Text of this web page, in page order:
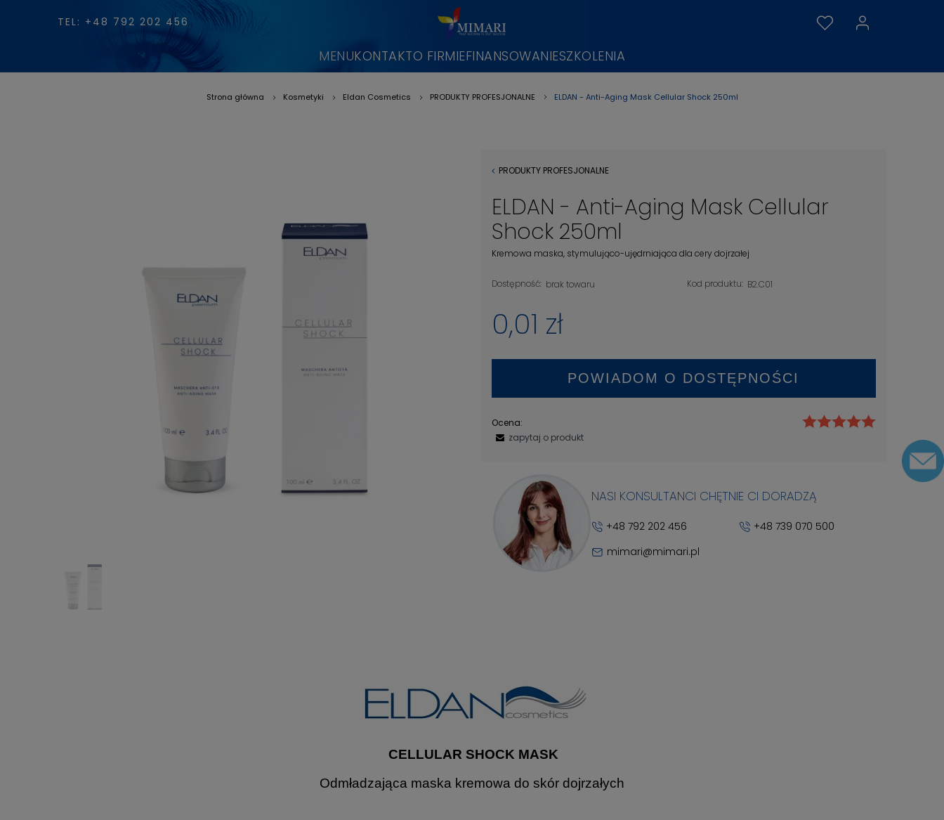
TEL: +48 792 202 456
MENUKONTAKTO FIRMIEFINANSOWANIESZKOLENIA
Strona główna Kosmetyki Eldan Cosmetics PRODUKTY PROFESJONALNE ELDAN - Anti-Aging Mask Cellular Shock 250ml
PRODUKTY PROFESJONALNE
ELDAN - Anti-Aging Mask Cellular
Shock 250ml
Kremowa maska, stymulująco-ujędrniająca dla cery dojrzałej
Dostępność: brak towaru Kod produktu: B2.C01
0,01 zł
POWIADOM O DOSTĘPNOŚCI
Ocena:
zapytaj o produkt
NASI KONSULTANCI CHĘTNIE CI DORADZĄ
+48 792 202 456
+48 739 070 500
mimari@mimari.pl
CELLULAR SHOCK MASK
Odmładzająca maska kremowa do skór dojrzałych